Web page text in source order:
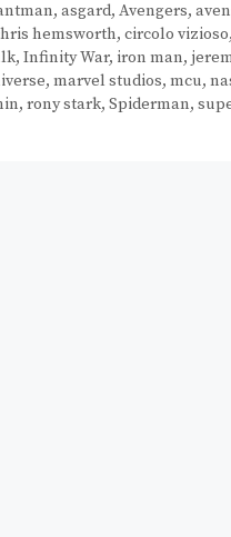
, asgard, Avengers,
hemsworth, circolo vizioso,
, Infinity War, iron man,
, marvel studios, mcu,
, rony stark, Spiderman,